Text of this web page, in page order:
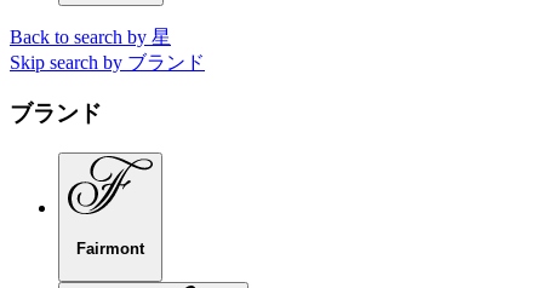
Back to search by 星
Skip search by ブランド
ブランド
Fairmont